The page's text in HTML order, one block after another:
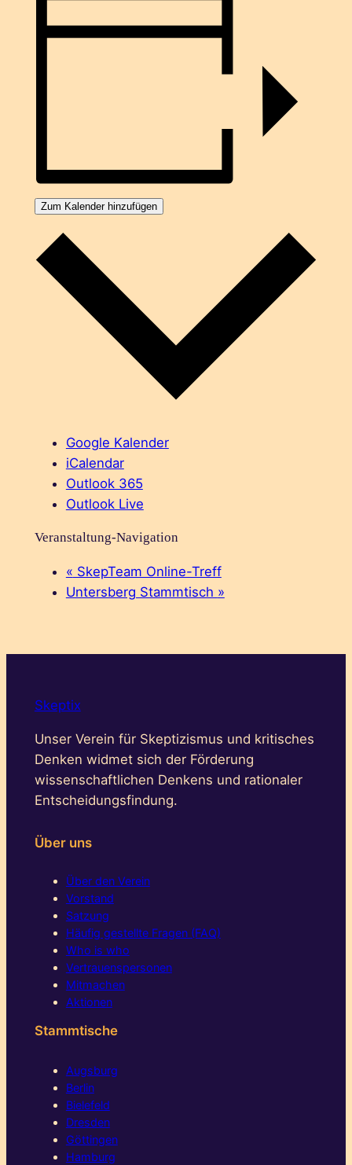
Zum Kalender hinzufügen
Google Kalender
iCalendar
Outlook 365
Outlook Live
Veranstaltung-Navigation
« SkepTeam Online-Treff
Untersberg Stammtisch »
Skeptix
Unser Verein für Skeptizismus und kritisches
Denken widmet sich der Förderung
wissenschaftlichen Denkens und rationaler
Entscheidungsfindung.
Über uns
Über den Verein
Vorstand
Satzung
Häufig gestellte Fragen (FAQ)
Who is who
Vertrauenspersonen
Mitmachen
Aktionen
Stammtische
Augsburg
Berlin
Bielefeld
Dresden
Göttingen
Hamburg